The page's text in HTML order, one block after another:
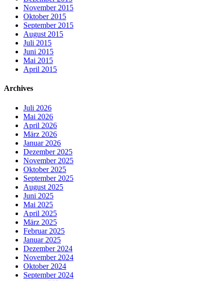
November 2015
Oktober 2015
September 2015
August 2015
Juli 2015
Juni 2015
Mai 2015
April 2015
Archives
Juli 2026
Mai 2026
April 2026
März 2026
Januar 2026
Dezember 2025
November 2025
Oktober 2025
September 2025
August 2025
Juni 2025
Mai 2025
April 2025
März 2025
Februar 2025
Januar 2025
Dezember 2024
November 2024
Oktober 2024
September 2024